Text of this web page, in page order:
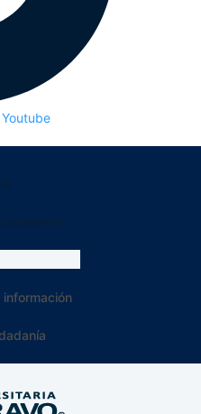
Youtube